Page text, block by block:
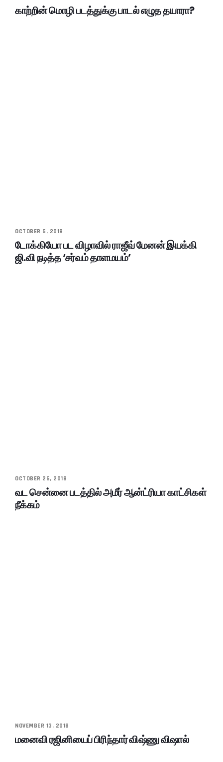
காற்றின் மொழி படத்துக்கு பாடல் எழுத தயாரா?
OCTOBER 6, 2018
டோக்கியோ பட விழாவில் ராஜீவ் மேனன் இயக்கி
ஜி.வி நடித்த ‘சர்வம் தாளமயம்’
OCTOBER 26, 2018
வட சென்னை படத்தில் அமீர் ஆன்ட்ரியா காட்சிகள்
நீக்கம்
NOVEMBER 13, 2018
மனைவி ரஜினியைப் பிரிந்தார் விஷ்ணு விஷால்